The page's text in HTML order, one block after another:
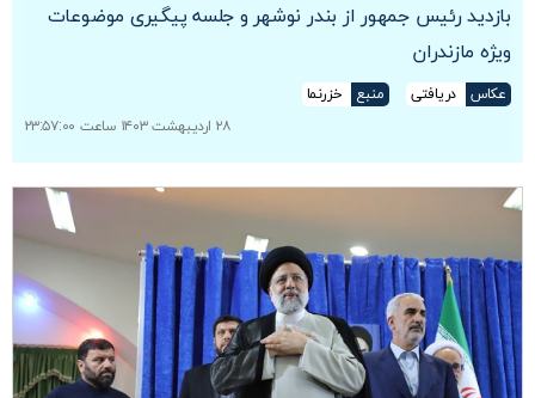
بازدید رئیس جمهور از بندر نوشهر و جلسه پیگیری موضوعات
ویژه مازندران
عکاس دریافتی منبع
خزرنما
۲۸ اردیبهشت ۱۴۰۳ ساعت ۲۳:۵۷:۰۰